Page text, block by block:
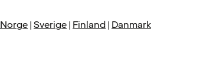
Norge|Sverige| Finland| Danmark